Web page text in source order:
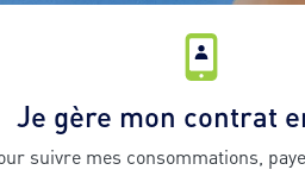
Je gère mon contrat
suivre mes consommations,